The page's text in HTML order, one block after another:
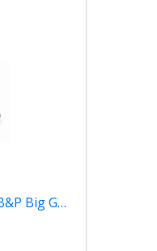
Φυσίγγια Μονόβολα B&P Big Game Palla 32gr 10tmx 0096